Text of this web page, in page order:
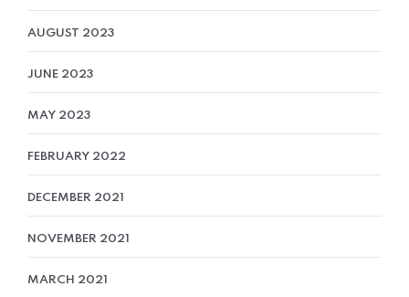
AUGUST 2023
JUNE 2023
MAY 2023
FEBRUARY 2022
DECEMBER 2021
NOVEMBER 2021
MARCH 2021